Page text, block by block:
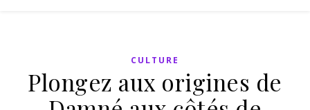
CULTURE
Plongez aux origines de